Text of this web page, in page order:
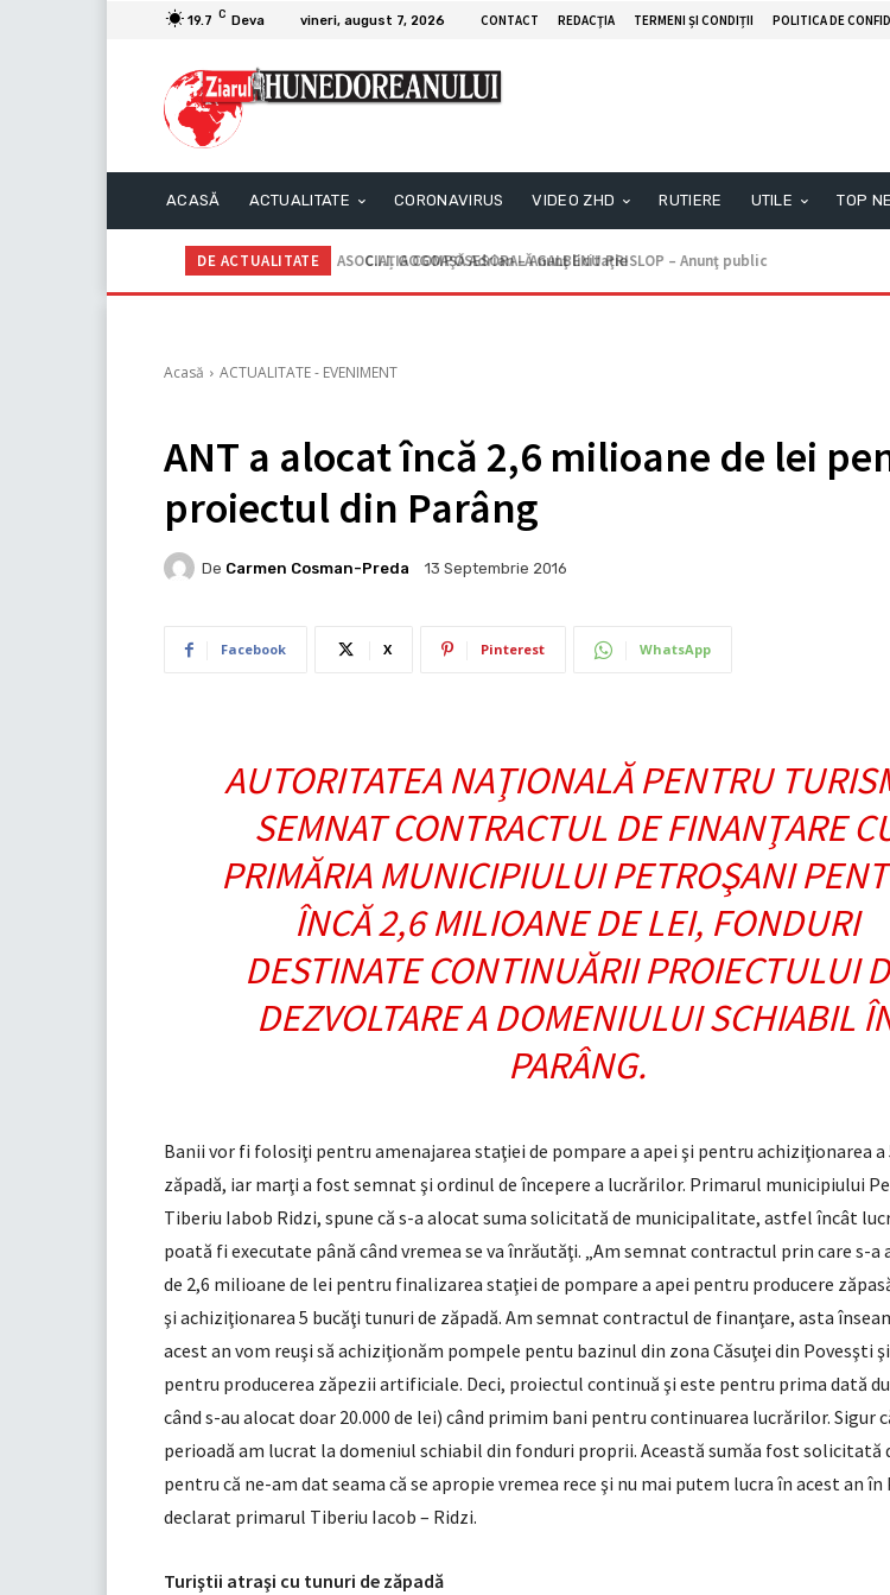
19.7 C Deva vineri, august 7, 2026 CONTACT REDACŢIA TERMENI ȘI CONDIȚII POLITICA DE
ACASĂ ACTUALITATE CORONAVIRUS VIDEO ZHD RUTIERE UTILE TOP
DE ACTUALITATE C.I.I. GOGOAŞĂ Adrian – Anunţ licitaţie
Acasă ACTUALITATE - EVENIMENT
ANT a alocat încă 2,6 milioane de lei
proiectul din Parâng
De Carmen Cosman-Preda 13 Septembrie 2016
Facebook X Pinterest WhatsApp
AUTORITATEA NAŢIONALĂ PENTRU
SEMNAT CONTRACTUL DE FINANŢARE
PRIMĂRIA MUNICIPIULUI PETROŞANI
ÎNCĂ 2,6 MILIOANE DE LEI, FONDURI
DESTINATE CONTINUĂRII PROIECTULUI
DEZVOLTARE A DOMENIULUI SCHIABIL
PARÂNG.
Banii vor fi folosiţi pentru amenajarea staţiei de pompare a apei şi pentru achiziţionarea a
zăpadă, iar marţi a fost semnat şi ordinul de începere a lucrărilor. Primarul municipiului
Tiberiu Iabob Ridzi, spune că s-a alocat suma solicitată de municipalitate, astfel încât
poată fi executate până când vremea se va înrăutăţi. „Am semnat contractul prin care s-a
de 2,6 milioane de lei pentru finalizarea staţiei de pompare a apei pentru producere
şi achiziţionarea 5 bucăţi tunuri de zăpadă. Am semnat contractul de finanţare, asta
acest an vom reuşi să achiziţionăm pompele pentu bazinul din zona Căsuţei din Povesşti
pentru producerea zăpezii artificiale. Deci, proiectul continuă şi este pentru prima dată
când s-au alocat doar 20.000 de lei) când primim bani pentru continuarea lucrărilor. Sigur
perioadă am lucrat la domeniul schiabil din fonduri proprii. Această sumăa fost solicitată
pentru că ne-am dat seama că se apropie vremea rece şi nu mai putem lucra în acest an în
declarat primarul Tiberiu Iacob – Ridzi.
Turiştii atraşi cu tunuri de zăpadă